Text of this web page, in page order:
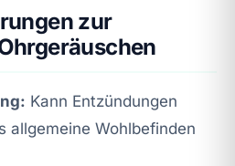
zur
Kann Entzündungen
allgemeine Wohlbefinden